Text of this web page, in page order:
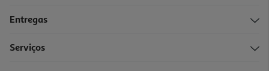
Entregas
Serviços